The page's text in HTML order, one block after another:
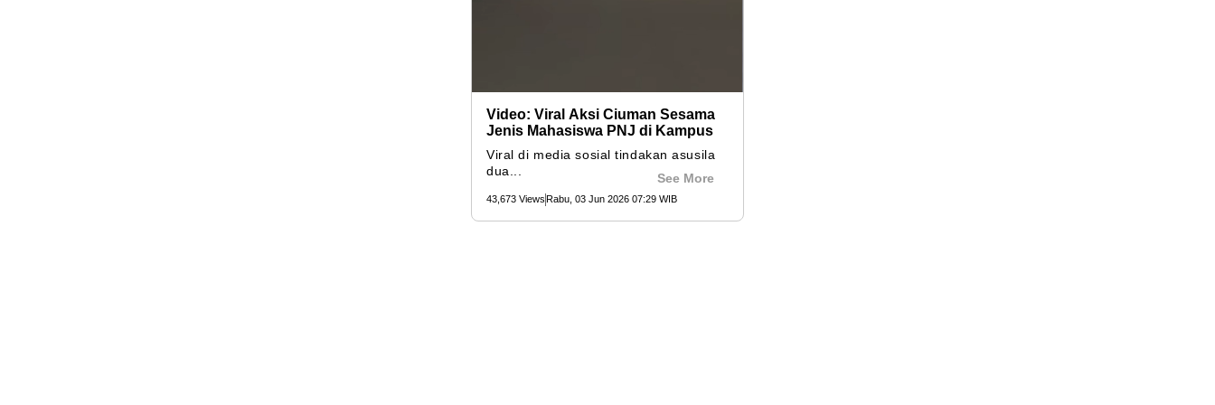
Video: Viral Aksi Ciuman Sesama
Jenis Mahasiswa PNJ di Kampus
Viral di media sosial tindakan asusila
dua...
See More
43,673 Views Rabu, 03 Jun 2026 07:29 WIB